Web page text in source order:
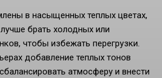
в насыщенных теплых цветах,
брать холодных или
чтобы избежать перегрузки.
добавление теплых тонов
атмосферу и внести